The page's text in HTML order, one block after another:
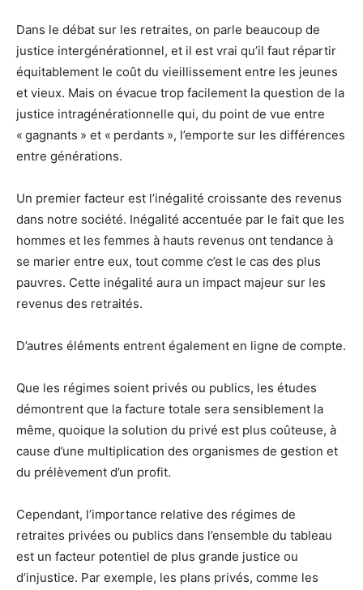
Dans le débat sur les retraites, on parle beaucoup de
justice intergénérationnel, et il est vrai qu’il faut répartir
équitablement le coût du vieillissement entre les jeunes
et vieux. Mais on évacue trop facilement la question de la
justice intragénérationnelle qui, du point de vue entre
« gagnants » et « perdants », l’emporte sur les différences
entre générations.
Un premier facteur est l’inégalité croissante des revenus
dans notre société. Inégalité accentuée par le fait que les
hommes et les femmes à hauts revenus ont tendance à
se marier entre eux, tout comme c’est le cas des plus
pauvres. Cette inégalité aura un impact majeur sur les
revenus des retraités.
D’autres éléments entrent également en ligne de compte.
Que les régimes soient privés ou publics, les études
démontrent que la facture totale sera sensiblement la
même, quoique la solution du privé est plus coûteuse, à
cause d’une multiplication des organismes de gestion et
du prélèvement d’un profit.
Cependant, l’importance relative des régimes de
retraites privées ou publics dans l’ensemble du tableau
est un facteur potentiel de plus grande justice ou
d’injustice. Par exemple, les plans privés, comme les